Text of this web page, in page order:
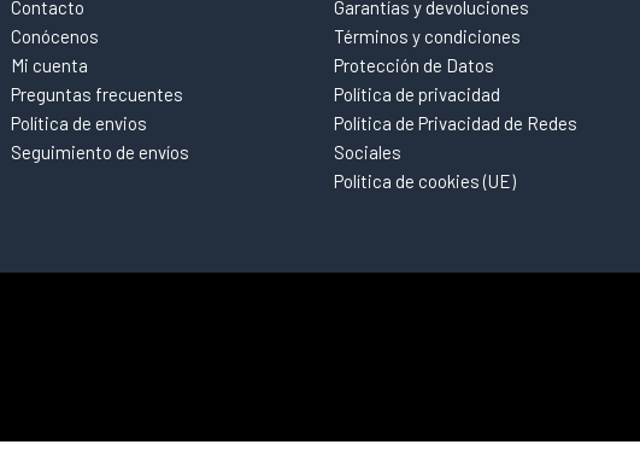
Contacto
Conócenos
Mi cuenta
Preguntas frecuentes
Política de envios
Seguimiento de envíos
Garantías y devoluciones
Términos y condiciones
Protección de Datos
Política de privacidad
Política de Privacidad de Redes
Sociales
Política de cookies (UE)